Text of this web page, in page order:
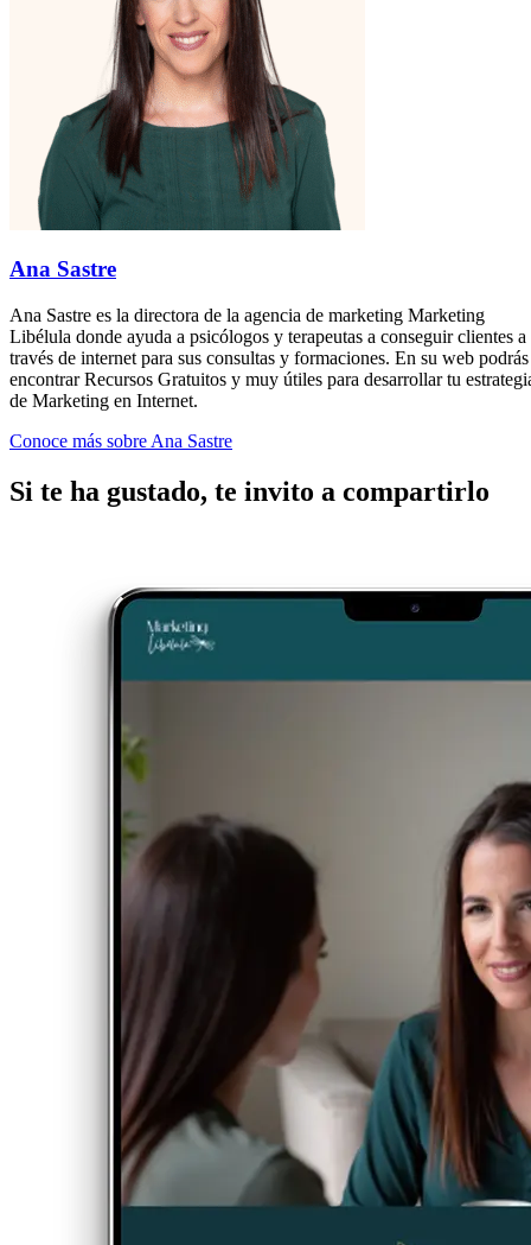
Ana Sastre
Ana Sastre es la directora de la agencia de marketing Marketing
Libélula donde ayuda a psicólogos y terapeutas a conseguir clientes a
través de internet para sus consultas y formaciones. En su web podrás
encontrar Recursos Gratuitos y muy útiles para desarrollar tu
de Marketing en Internet.
Conoce más sobre Ana Sastre
Si te ha gustado, te invito a compartirlo